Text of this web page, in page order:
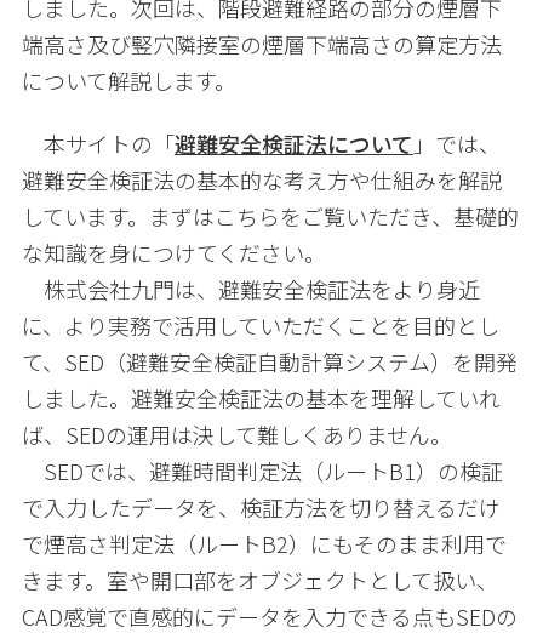
しました。次回は、階段避難経路の部分の煙層下
端高さ及び竪穴隣接室の煙層下端高さの算定方法
について解説します。
本サイトの「避難安全検証法について 」では、
避難安全検証法の基本的な考え方や仕組みを解説
しています。まずはこちらをご覧いただき、基礎的
な知識を身につけてください。
株式会社九門は、避難安全検証法をより身近
に、より実務で活用していただくことを目的とし
て、 SED （避難安全検証自動計算システム）を開発
しました。避難安全検証法の基本を理解していれ
ば、 SEDの運用は決して難しくありません。
SEDでは、避難時間判定法（ルートB1）の検証
で入力したデータを、検証方法を切り替えるだけ
で煙高さ判定法（ルートB2）にもそのまま利用で
きます。 室や開口部をオブジェクトとして扱い、
CAD感覚で直感的にデータを入力できる点もSEDの